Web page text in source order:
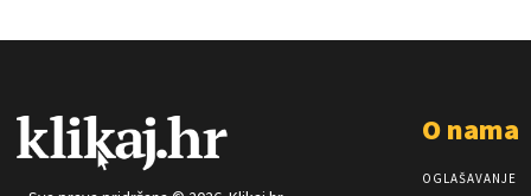
O nama
OGLAŠAVANJE